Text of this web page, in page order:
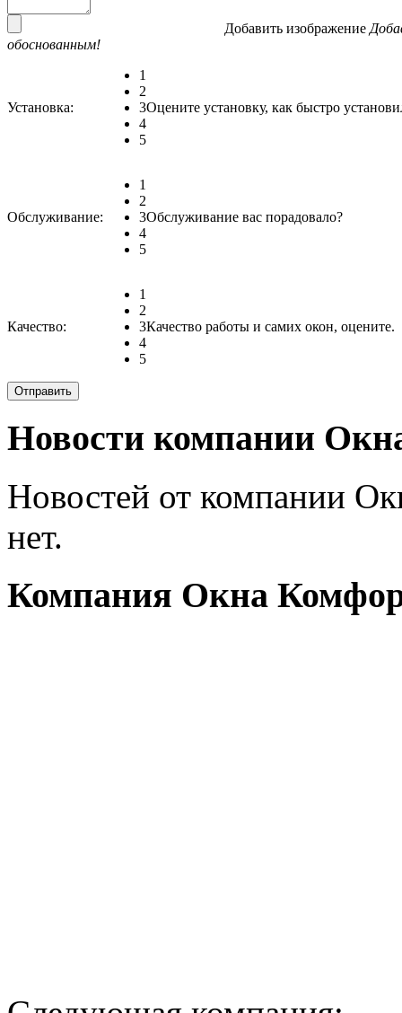
Добавить изображение
обоснованным!
Установка:
1
2
3
4
5
Оцените установку, как быстро
Обслуживание:
1
2
3
4
5
Обслуживание вас порадовало?
Качество:
1
2
3
4
5
Качество работы и самих окон, оцените.
Новости компании
Новостей от компании
нет.
Компания Окна